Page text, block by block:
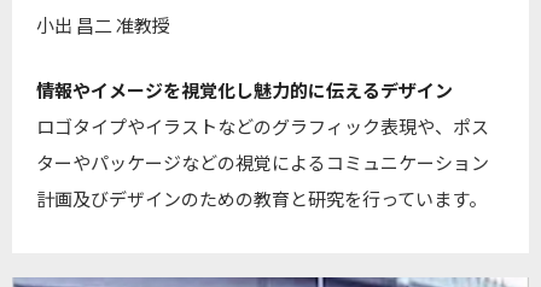
小出 昌二 准教授
情報やイメージを視覚化し魅力的に伝えるデザイン
ロゴタイプやイラストなどのグラフィック表現や、ポス
ターやパッケージなどの視覚によるコミュニケーション
計画及びデザインのための教育と研究を行っています。